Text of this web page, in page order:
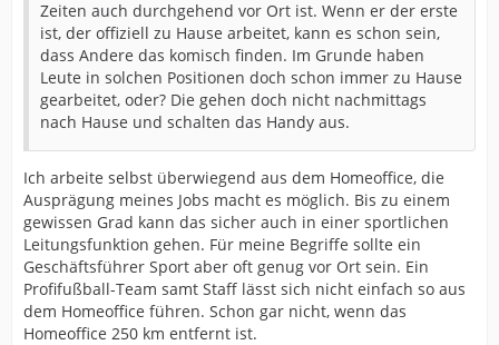
Zeiten auch durchgehend vor Ort ist. Wenn er der erste
ist, der offiziell zu Hause arbeitet, kann es schon sein,
dass Andere das komisch finden. Im Grunde haben
Leute in solchen Positionen doch schon immer zu Hause
gearbeitet, oder? Die gehen doch nicht nachmittags
nach Hause und schalten das Handy aus.
Ich arbeite selbst überwiegend aus dem Homeoffice, die
Ausprägung meines Jobs macht es möglich. Bis zu einem
gewissen Grad kann das sicher auch in einer sportlichen
Leitungsfunktion gehen. Für meine Begriffe sollte ein
Geschäftsführer Sport aber oft genug vor Ort sein. Ein
Profifußball-Team samt Staff lässt sich nicht einfach so aus
dem Homeoffice führen. Schon gar nicht, wenn das
Homeoffice 250 km entfernt ist.